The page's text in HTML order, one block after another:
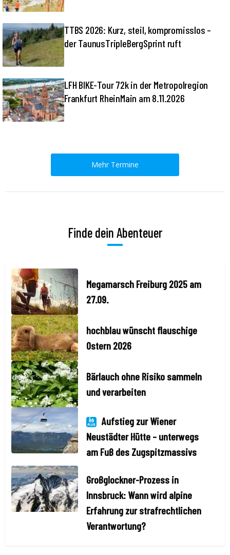
TTBS 2026: Kurz, steil, kompromisslos –
der TaunusTripleBergSprint ruft
LFH BIKE-Tour 72k in der Metropolregion
Frankfurt RheinMain am 8.11.2026
Mehr Termine
Finde dein Abenteuer
Megamarsch Freiburg 2025 am
27.09.
hochblau wünscht flauschige
Ostern 2026
Bärlauch ohne Risiko sammeln
und verarbeiten
Aufstieg zur Wiener
Neustädter Hütte – unterwegs
am Fuß des Zugspitzmassivs
Großglockner-Prozess in
Innsbruck: Wann wird alpine
Erfahrung zur strafrechtlichen
Verantwortung?